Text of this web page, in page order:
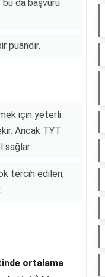
bu da başvuru
puandır.
için yeterli
Ancak TYT
sağlar.
tercih edilen,
ortalama